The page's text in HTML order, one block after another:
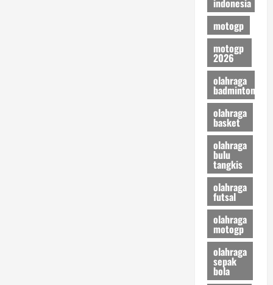
motogp
motogp
2026
olahraga
badminton
olahraga
basket
olahraga
bulu
tangkis
olahraga
futsal
olahraga
motogp
olahraga
sepak
bola